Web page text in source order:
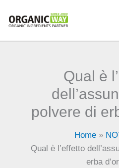
Qual è
polvere di
Home
Qual è l’effetto
erba